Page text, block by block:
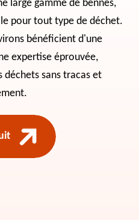
large gamme de bennes,
pour tout type de déchet.
bénéficient d'une
expertise éprouvée,
déchets sans tracas et